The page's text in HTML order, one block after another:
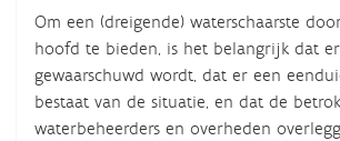
Om een (dreigende) waterschaarste
hoofd te bieden, is het belangrijk dat
gewaarschuwd wordt, dat er een
bestaat van de situatie, en dat de
waterbeheerders en overheden